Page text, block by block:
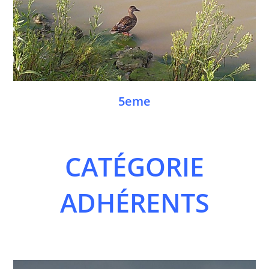
5eme
CATÉGORIE
ADHÉRENTS